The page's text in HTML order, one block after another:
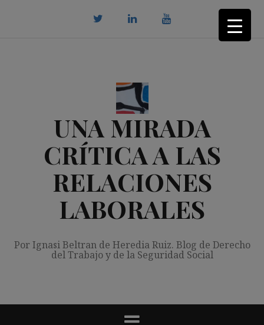
UNA MIRADA
CRÍTICA A LAS
RELACIONES
LABORALES
Por Ignasi Beltran de Heredia Ruiz. Blog de Derecho
del Trabajo y de la Seguridad Social